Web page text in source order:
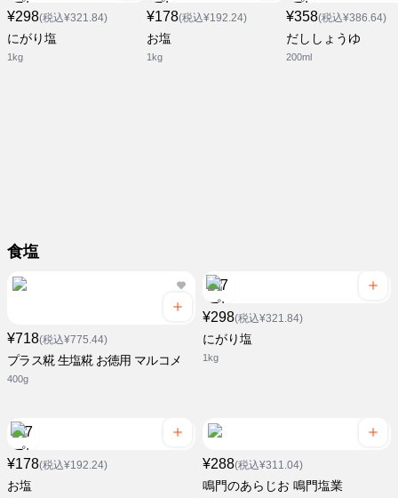
¥298(税込¥321.84)
にがり塩
1kg
¥178(税込¥192.24)
お塩
1kg
¥358(税込¥386.64)
だししょうゆ
200ml
食塩
¥718(税込¥775.44)
プラス糀 生塩糀 お徳用 マルコメ
400g
¥298(税込¥321.84)
にがり塩
1kg
¥178(税込¥192.24)
お塩
¥288(税込¥311.04)
鳴門のあらじお 鳴門塩業